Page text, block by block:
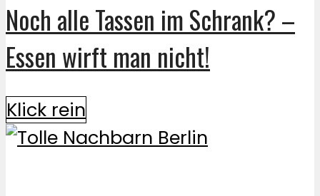
Noch alle Tassen im Schrank? –
Essen wirft man nicht!
Klick rein